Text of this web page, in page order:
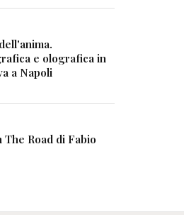
e olografica in
a Napoli
Road di Fabio